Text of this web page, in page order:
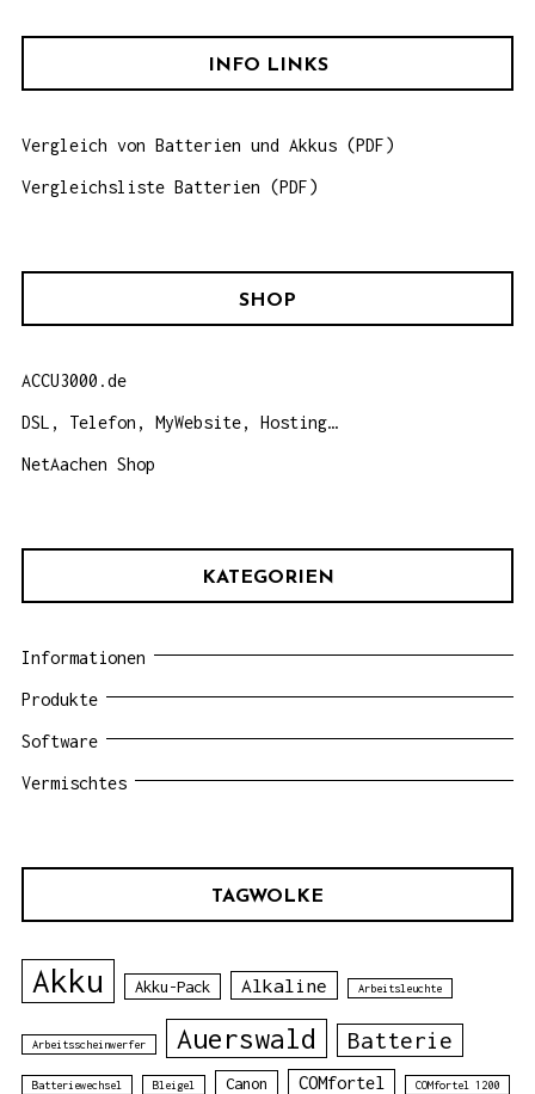
n
a
INFO LINKS
Vergleich von Batterien und Akkus (PDF)
Vergleichsliste Batterien (PDF)
SHOP
ACCU3000.de
DSL, Telefon, MyWebsite, Hosting…
NetAachen Shop
KATEGORIEN
Informationen
Produkte
Software
Vermischtes
TAGWOLKE
Akku Akku-Pack Alkaline Arbeitsleuchte
Arbeitsscheinwerfer Auerswald Batterie
Batteriewechsel Bleigel Canon COMfortel COMfortel 1200